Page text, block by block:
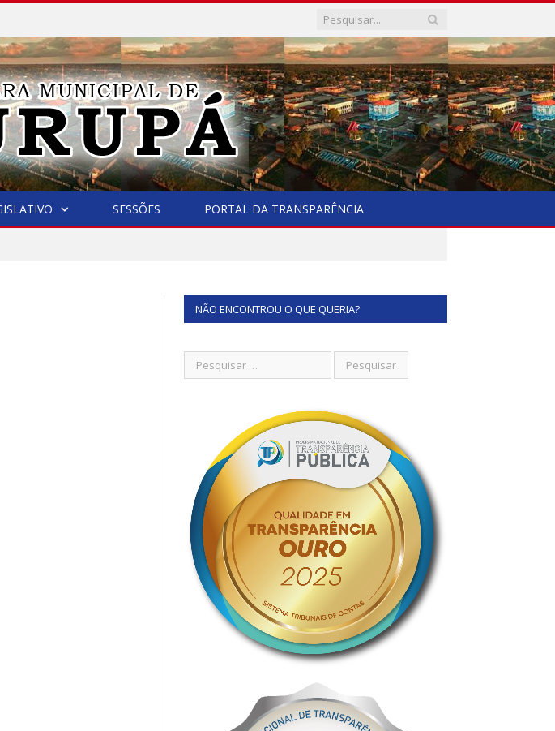
SESSÕES PORTAL DA TRANSPARÊNCIA
NÃO ENCONTROU O QUE QUERIA?